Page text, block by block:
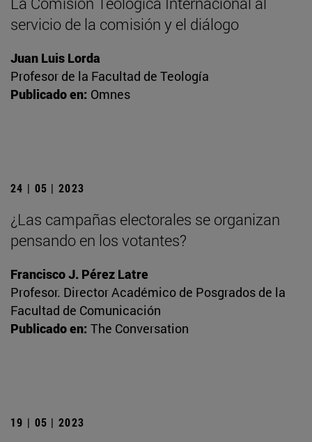
servicio de la comisión y el diálogo
Juan Luis Lorda
Profesor de la Facultad de Teología
Publicado en: Omnes
24 | 05 | 2023
¿Las campañas electorales se organizan
pensando en los votantes?
Francisco J. Pérez Latre
Profesor. Director Académico de Posgrados de la
Facultad de Comunicación
Publicado en: The Conversation
19 | 05 | 2023